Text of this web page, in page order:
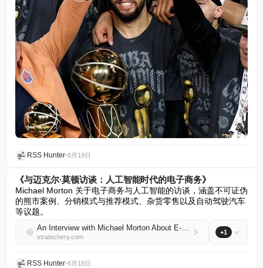
RSS Hunter•6月19日
《与迈克尔·莫顿访谈：人工智能时代的电子商务》
Michael Morton 关于电子商务与人工智能的访谈，涵盖不可证伪
的熊市案例、分销模式与推荐模式、杂货零售以及自动驾驶汽车
等议题。
An Interview with Michael Morton About E-Commerce in the Age of AI
stratechery.com
+1
RSS Hunter•6月18日